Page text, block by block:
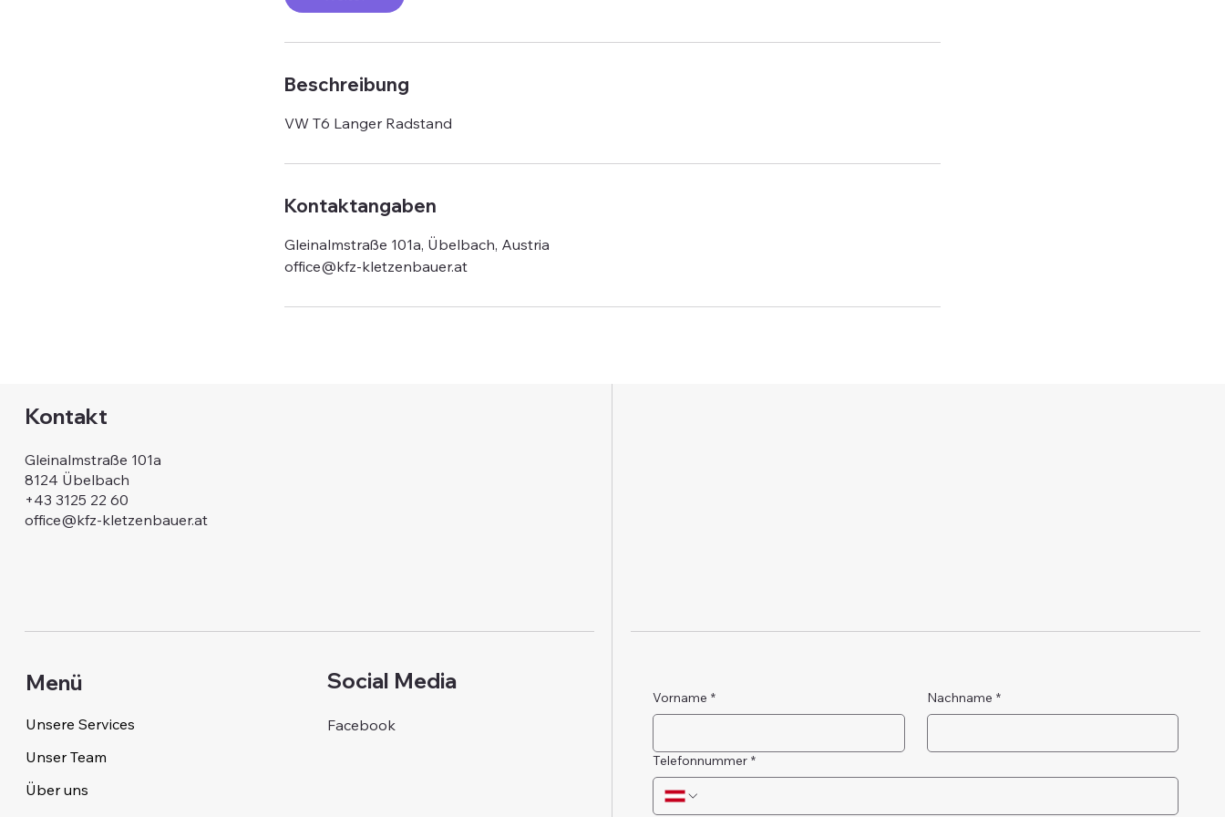
s
Beschreibung
VW T6 Langer Radstand
Kontaktangaben
Gleinalmstraße 101a, Übelbach, Austria
office@kfz-kletzenbauer.at
Kontakt
Gleinalmstraße 101a
8124 Übelbach
+43 3125 22 60
office@kfz-kletzenbauer.at
Menü
Unsere Services
Unser Team
Über uns
Social Media
Facebook
Vorname * Nachname *
Telefonnummer *